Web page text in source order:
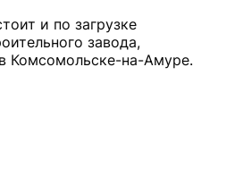
и по загрузке
завода,
Комсомольске-на-Амуре.